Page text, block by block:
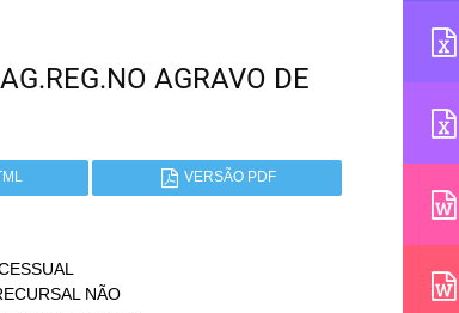
AGRAVO DE
VERSÃO PDF